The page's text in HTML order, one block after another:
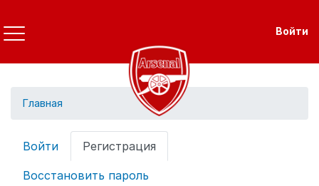
основному
содержанию
Войти
Главная
Primary
tabs
Войти Регистрация
Восстановить пароль